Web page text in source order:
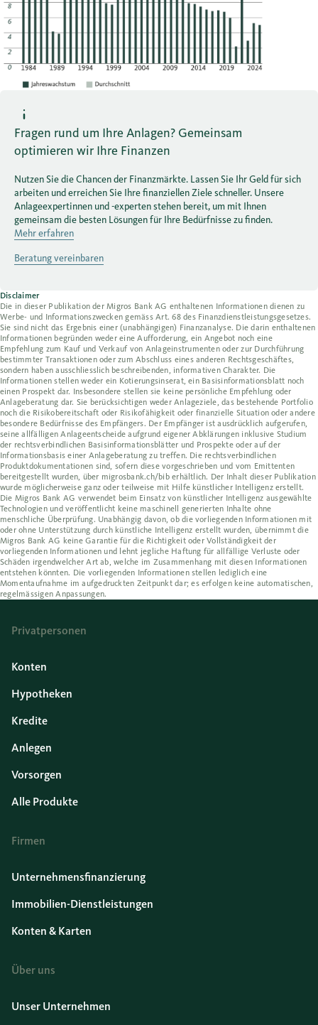
Fragen rund um Ihre Anlagen? Gemeinsam
optimieren wir Ihre Finanzen
Nutzen Sie die Chancen der Finanzmärkte. Lassen Sie Ihr Geld für sich
arbeiten und erreichen Sie Ihre finanziellen Ziele schneller. Unsere
Anlageexpertinnen und -experten stehen bereit, um mit Ihnen
gemeinsam die besten Lösungen für Ihre Bedürfnisse zu finden.
Mehr erfahren
Beratung vereinbaren
Disclaimer
Die in dieser Publikation der Migros Bank AG enthaltenen Informationen dienen zu
Werbe- und Informationszwecken gemäss Art. 68 des Finanzdienstleistungsgesetzes.
Sie sind nicht das Ergebnis einer (unabhängigen) Finanzanalyse. Die darin enthaltenen
Informationen begründen weder eine Aufforderung, ein Angebot noch eine
Empfehlung zum Kauf und Verkauf von Anlageinstrumenten oder zur Durchführung
bestimmter Transaktionen oder zum Abschluss eines anderen Rechtsgeschäftes,
sondern haben ausschliesslich beschreibenden, informativen Charakter. Die
Informationen stellen weder ein Kotierungsinserat, ein Basisinformationsblatt noch
einen Prospekt dar. Insbesondere stellen sie keine persönliche Empfehlung oder
Anlageberatung dar. Sie berücksichtigen weder Anlageziele, das bestehende Portfolio
noch die Risikobereitschaft oder Risikofähigkeit oder finanzielle Situation oder andere
besondere Bedürfnisse des Empfängers. Der Empfänger ist ausdrücklich aufgerufen,
seine allfälligen Anlageentscheide aufgrund eigener Abklärungen inklusive Studium
der rechtsverbindlichen Basisinformationsblätter und Prospekte oder auf der
Informationsbasis einer Anlageberatung zu treffen. Die rechtsverbindlichen
Produktdokumentationen sind, sofern diese vorgeschrieben und vom Emittenten
bereitgestellt wurden, über migrosbank.ch/bib erhältlich. Der Inhalt dieser Publikation
wurde möglicherweise ganz oder teilweise mit Hilfe künstlicher Intelligenz erstellt.
Die Migros Bank AG verwendet beim Einsatz von künstlicher Intelligenz ausgewählte
Technologien und veröffentlicht keine maschinell generierten Inhalte ohne
menschliche Überprüfung. Unabhängig davon, ob die vorliegenden Informationen mit
oder ohne Unterstützung durch künstliche Intelligenz erstellt wurden, übernimmt die
Migros Bank AG keine Garantie für die Richtigkeit oder Vollständigkeit der
vorliegenden Informationen und lehnt jegliche Haftung für allfällige Verluste oder
Schäden irgendwelcher Art ab, welche im Zusammenhang mit diesen Informationen
entstehen könnten. Die vorliegenden Informationen stellen lediglich eine
Momentaufnahme im aufgedruckten Zeitpunkt dar; es erfolgen keine automatischen,
regelmässigen Anpassungen.
Privatpersonen
Konten
Hypotheken
Kredite
Anlegen
Vorsorgen
Alle Produkte
Firmen
Unternehmensfinanzierung
Immobilien-Dienstleistungen
Konten & Karten
Über uns
Unser Unternehmen